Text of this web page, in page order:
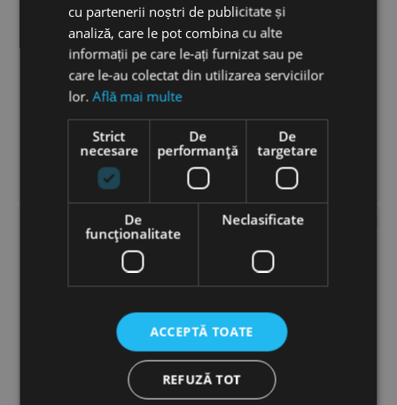
Biomaser GRAY Pigment
Corector Microblading 5ml
143LEI
ADAUGĂ ÎN COȘ
Biomaser GREEN BROWN
ADAUGĂ ÎN COȘ
BIOMASER
Biomaser LIGHT ASH BROWN
Biomaser LIGHT BROWN
cu partenerii noștri de publicitate și
analiză, care le pot combina cu alte
informații pe care le-ați furnizat sau pe
care le-au colectat din utilizarea serviciilor
lor.Află mai multe
Strict
necesare
De
performanță
De
targetare
De
funcţionalitate
Neclasificate
ACCEPTĂ TOATE
REFUZĂ TOT